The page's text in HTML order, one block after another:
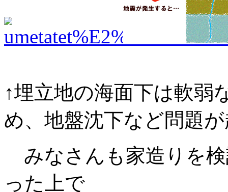
↑埋立地の海面下は軟弱
め、地盤沈下など問題
みなさんも家造りを
った上で